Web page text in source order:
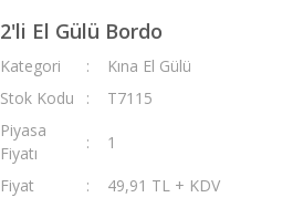
2'li El Gülü Bordo
Kategori
Kına El Gülü
Stok Kodu
T7115
Piyasa
Fiyatı
1
Fiyat 49,91 TL + KDV